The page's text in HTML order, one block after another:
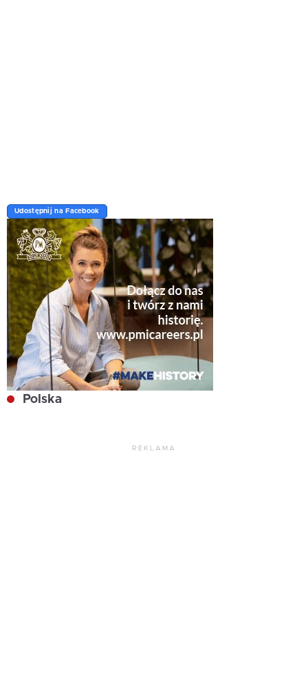
Udostępnij na Facebook
Polska
REKLAMA